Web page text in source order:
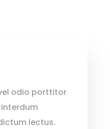
odio porttitor
lectus.